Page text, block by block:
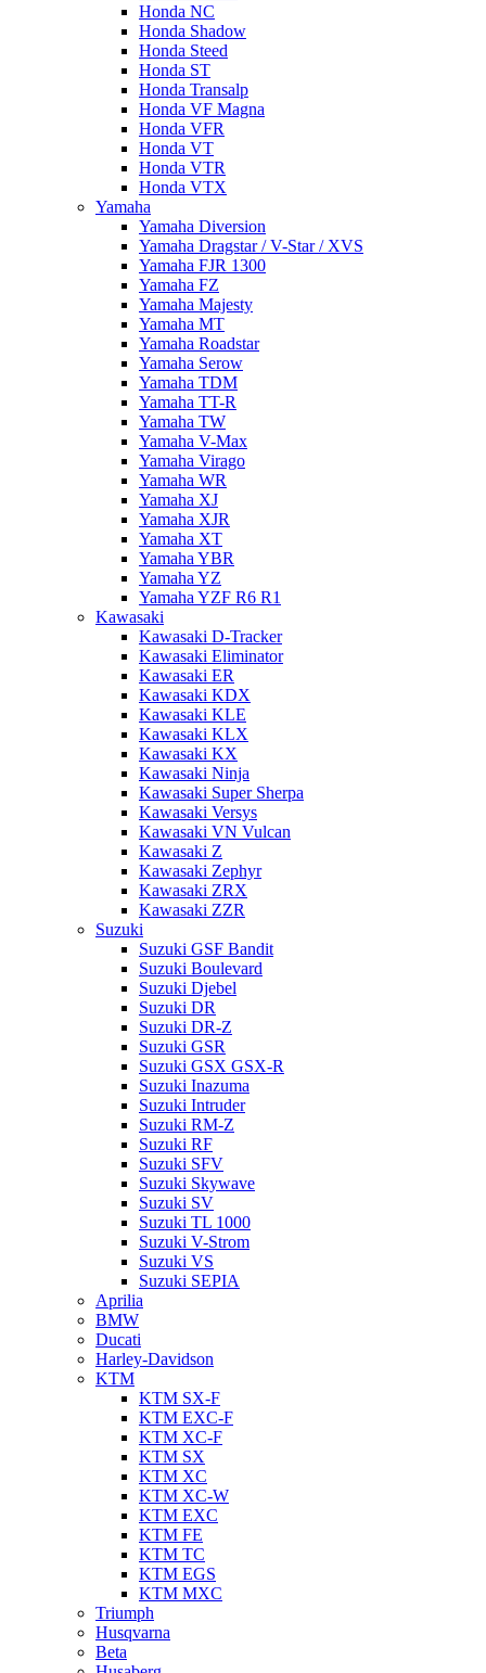
Honda NC
Honda Shadow
Honda Steed
Honda ST
Honda Transalp
Honda VF Magna
Honda VFR
Honda VT
Honda VTR
Honda VTX
Yamaha
Yamaha Diversion
Yamaha Dragstar / V-Star / XVS
Yamaha FJR 1300
Yamaha FZ
Yamaha Majesty
Yamaha MT
Yamaha Roadstar
Yamaha Serow
Yamaha TDM
Yamaha TT-R
Yamaha TW
Yamaha V-Max
Yamaha Virago
Yamaha WR
Yamaha XJ
Yamaha XJR
Yamaha XT
Yamaha YBR
Yamaha YZ
Yamaha YZF R6 R1
Kawasaki
Kawasaki D-Tracker
Kawasaki Eliminator
Kawasaki ER
Kawasaki KDX
Kawasaki KLE
Kawasaki KLX
Kawasaki KX
Kawasaki Ninja
Kawasaki Super Sherpa
Kawasaki Versys
Kawasaki VN Vulcan
Kawasaki Z
Kawasaki Zephyr
Kawasaki ZRX
Kawasaki ZZR
Suzuki
Suzuki GSF Bandit
Suzuki Boulevard
Suzuki Djebel
Suzuki DR
Suzuki DR-Z
Suzuki GSR
Suzuki GSX GSX-R
Suzuki Inazuma
Suzuki Intruder
Suzuki RM-Z
Suzuki RF
Suzuki SFV
Suzuki Skywave
Suzuki SV
Suzuki TL 1000
Suzuki V-Strom
Suzuki VS
Suzuki SEPIA
Aprilia
BMW
Ducati
Harley-Davidson
KTM
KTM SX-F
KTM EXC-F
KTM XC-F
KTM SX
KTM XC
KTM XC-W
KTM EXC
KTM FE
KTM TC
KTM EGS
KTM MXC
Triumph
Husqvarna
Beta